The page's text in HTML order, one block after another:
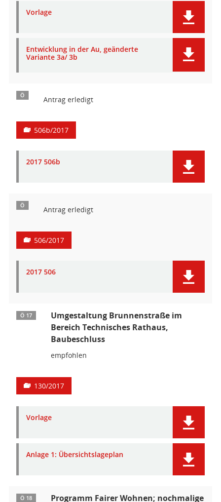
Vorlage
Entwicklung in der Au, geänderte
Variante 3a/ 3b
Ö Antrag erledigt
506b/2017
2017 506b
Ö Antrag erledigt
506/2017
2017 506
Ö 17
Umgestaltung Brunnenstraße im
Bereich Technisches Rathaus,
Baubeschluss
empfohlen
130/2017
Vorlage
Anlage 1: Übersichtslageplan
Ö 18
Programm Fairer Wohnen; nochmalige